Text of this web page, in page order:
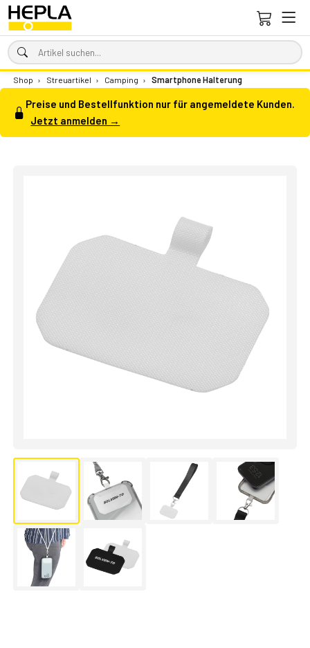
Shop › Streuartikel › Camping › Smartphone Halterung
Preise und Bestellfunktion nur für angemeldete Kunden.
Jetzt anmelden →